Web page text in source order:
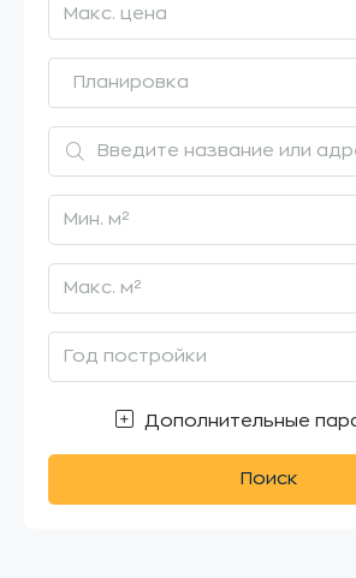
Планировка
Дополнительные
Поиск